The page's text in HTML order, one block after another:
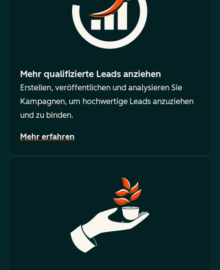
Mehr qualifizierte Leads anziehen
Erstellen, veröffentlichen und analysieren Sie
Kampagnen, um hochwertige Leads anzuziehen
und zu binden.
Mehr erfahren